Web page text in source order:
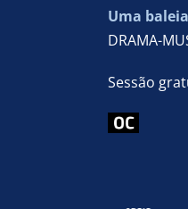
Uma
DRAMA-
Sessão